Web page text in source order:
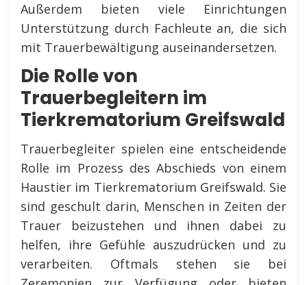
Außerdem bieten viele Einrichtungen
Unterstützung durch Fachleute an, die sich
mit Trauerbewältigung auseinandersetzen.
Die Rolle von
Trauerbegleitern im
Tierkrematorium Greifswald
Trauerbegleiter spielen eine entscheidende
Rolle im Prozess des Abschieds von einem
Haustier im Tierkrematorium Greifswald. Sie
sind geschult darin, Menschen in Zeiten der
Trauer beizustehen und ihnen dabei zu
helfen, ihre Gefühle auszudrücken und zu
verarbeiten. Oftmals stehen sie bei